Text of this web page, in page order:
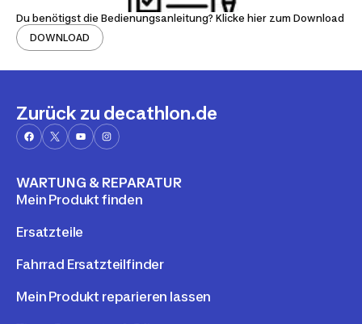
Du benötigst die Bedienungsanleitung? Klicke hier zum Download
DOWNLOAD
Zurück zu decathlon.de
WARTUNG & REPARATUR
Mein Produkt finden
Ersatzteile
Fahrrad Ersatzteilfinder
Mein Produkt reparieren lassen